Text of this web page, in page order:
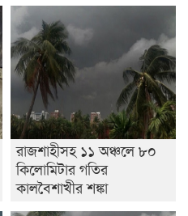
রাজশাহীসহ ১১ অঞ্চলে ৮০
কিলোমিটার গতির
কালবৈশাখীর শঙ্কা